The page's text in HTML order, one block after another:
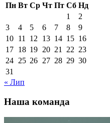
Пн Вт Ср Чт Пт Сб Нд
1
2
3
4 5 6 7 8
9
10 11 12 13 14 15 16
17 18 19 20 21 22 23
24 25 26 27 28 29 30
31
« Лип
Наша команда